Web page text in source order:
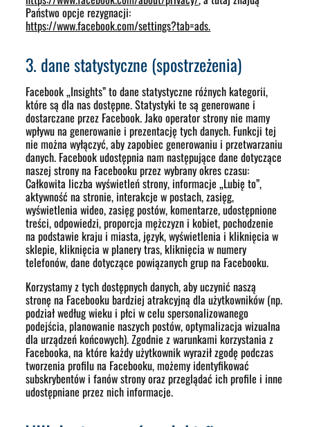
Państwo opcje rezygnacji:
https://www.facebook.com/settings?tab=ads.
3. dane statystyczne (spostrzeżenia)
Facebook „Insights” to dane statystyczne różnych kategorii,
które są dla nas dostępne. Statystyki te są generowane i
dostarczane przez Facebook. Jako operator strony nie mamy
wpływu na generowanie i prezentację tych danych. Funkcji tej
nie można wyłączyć, aby zapobiec generowaniu i przetwarzaniu
danych. Facebook udostępnia nam następujące dane dotyczące
naszej strony na Facebooku przez wybrany okres czasu:
Całkowita liczba wyświetleń strony, informacje „Lubię to”,
aktywność na stronie, interakcje w postach, zasięg,
wyświetlenia wideo, zasięg postów, komentarze, udostępnione
treści, odpowiedzi, proporcja mężczyzn i kobiet, pochodzenie
na podstawie kraju i miasta, język, wyświetlenia i kliknięcia w
sklepie, kliknięcia w planery tras, kliknięcia w numery
telefonów, dane dotyczące powiązanych grup na Facebooku.
Korzystamy z tych dostępnych danych, aby uczynić naszą
stronę na Facebooku bardziej atrakcyjną dla użytkowników (np.
podział według wieku i płci w celu spersonalizowanego
podejścia, planowanie naszych postów, optymalizacja wizualna
dla urządzeń końcowych). Zgodnie z warunkami korzystania z
Facebooka, na które każdy użytkownik wyraził zgodę podczas
tworzenia profilu na Facebooku, możemy identyfikować
subskrybentów i fanów strony oraz przeglądać ich profile i inne
udostępniane przez nich informacje.